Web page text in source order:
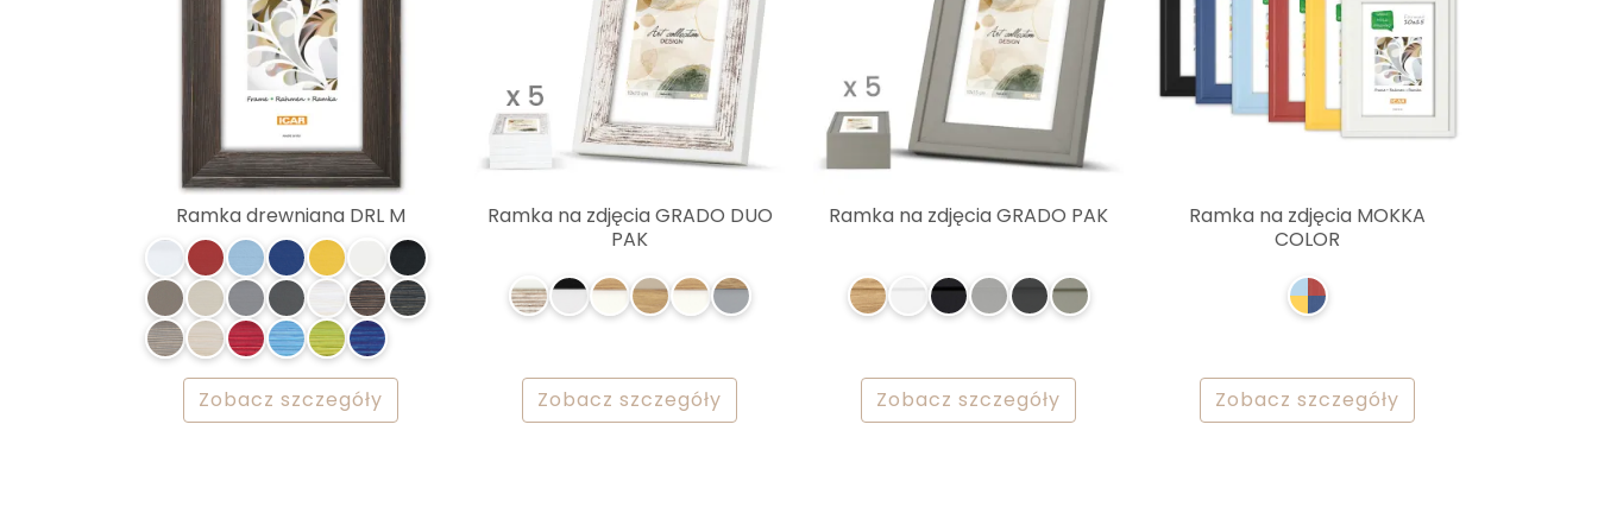
Ramka drewniana DRL M
Zobacz szczegóły
Ramka na zdjęcia GRADO DUO
PAK
Zobacz szczegóły
Ramka na zdjęcia GRADO PAK
Zobacz szczegóły
Ramka na zdjęcia MOKKA
COLOR
Zobacz szczegóły